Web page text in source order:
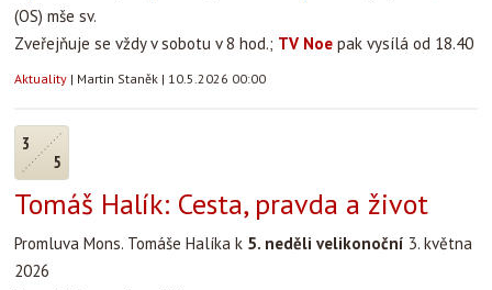
(OS) mše sv.
Zveřejňuje se vždy v sobotu v 8 hod.; TV Noe pak vysílá od 18.40
Aktuality | Martin Staněk | 10.5.2026 00:00
3
5
Tomáš Halík: Cesta, pravda a život
Promluva Mons. Tomáše Halíka k 5. neděli velikonoční 3. května
2026